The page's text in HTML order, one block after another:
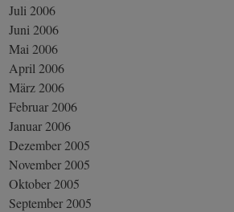
Juli 2006
Juni 2006
Mai 2006
April 2006
März 2006
Februar 2006
Januar 2006
Dezember 2005
November 2005
Oktober 2005
September 2005